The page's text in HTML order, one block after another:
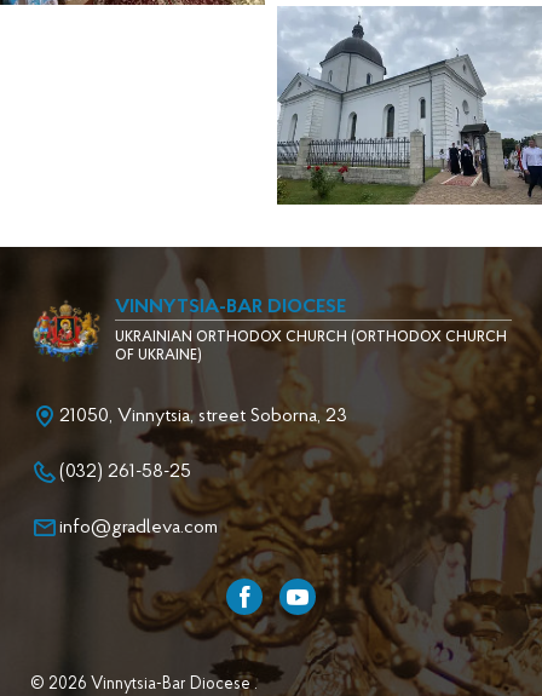
VINNYTSIA-BAR DIOCESE
UKRAINIAN ORTHODOX CHURCH (ORTHODOX CHURCH
OF UKRAINE)
21050, Vinnytsia, street Soborna, 23
(032) 261-58-25
info@gradleva.com
© 2026 Vinnytsia-Bar Diocese .